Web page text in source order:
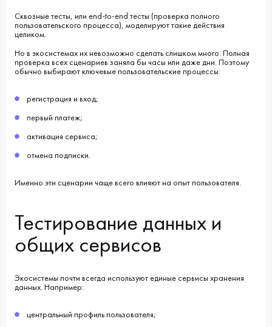
Сквозные тесты, или end-to-end тесты (проверка полного
пользовательского процесса), моделируют такие действия
целиком.
Но в экосистемах их невозможно сделать слишком много. Полная
проверка всех сценариев заняла бы часы или даже дни. Поэтому
обычно выбирают ключевые пользовательские процессы:
регистрация и вход;
первый платеж;
активация сервиса;
отмена подписки.
Именно эти сценарии чаще всего влияют на опыт пользователя.
Тестирование данных и
общих сервисов
Экосистемы почти всегда используют единые сервисы хранения
данных. Например:
центральный профиль пользователя;